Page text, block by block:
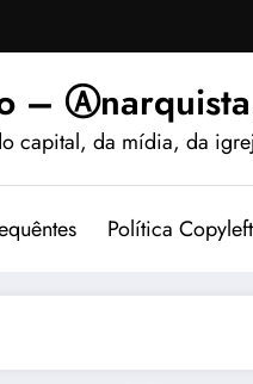
–
capital, da mídia, da
Política Copyleft